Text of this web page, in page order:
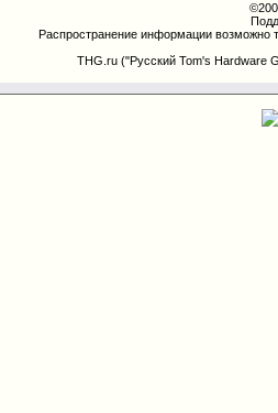
Распространение информации возможно
THG.ru ("Русский Tom's Hardware